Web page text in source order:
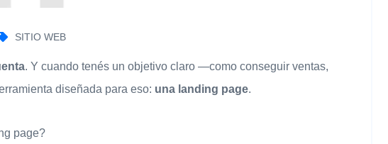
SITIO WEB
. Y cuando tenés un objetivo claro —como conseguir ventas,
diseñada para eso: una landing page.
page?